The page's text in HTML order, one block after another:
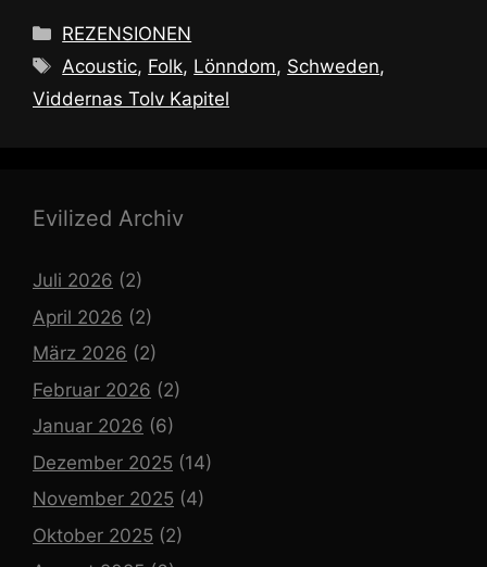
Kategorien
REZENSIONEN
Schlagwörter
Acoustic, Folk, Lönndom, Schweden,
Viddernas Tolv Kapitel
Evilized Archiv
Juli 2026 (2)
April 2026 (2)
März 2026 (2)
Februar 2026 (2)
Januar 2026 (6)
Dezember 2025 (14)
November 2025 (4)
Oktober 2025 (2)